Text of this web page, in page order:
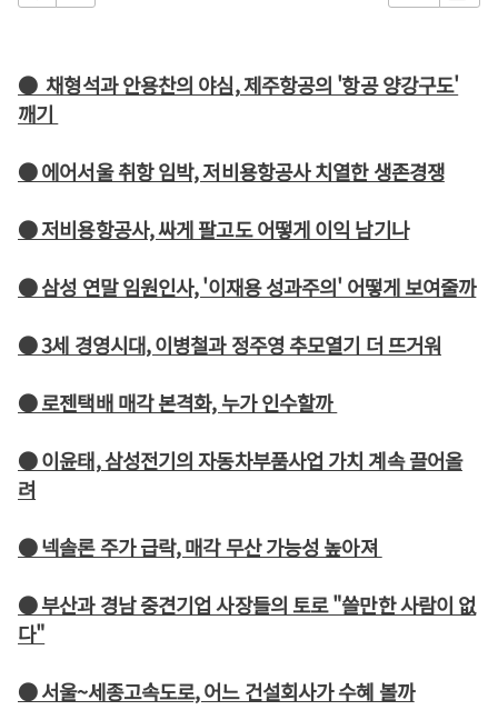
● 채형석과 안용찬의 야심, 제주항공의 '항공 양강구도'
깨기
● 에어서울 취항 임박, 저비용항공사 치열한 생존경쟁
● 저비용항공사, 싸게 팔고도 어떻게 이익 남기나
● 삼성 연말 임원인사, '이재용 성과주의' 어떻게 보여줄까
● 3세 경영시대, 이병철과 정주영 추모열기 더 뜨거워
● 로젠택배 매각 본격화, 누가 인수할까
● 이윤태, 삼성전기의 자동차부품사업 가치 계속 끌어올
려
● 넥솔론 주가 급락, 매각 무산 가능성 높아져
● 부산과 경남 중견기업 사장들의 토로 "쓸만한 사람이 없
다"
● 서울~세종고속도로, 어느 건설회사가 수혜 볼까